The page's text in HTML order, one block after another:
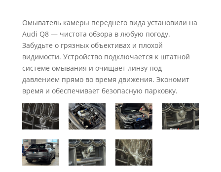
Омыватель камеры переднего вида установили на
Audi Q8 — чистота обзора в любую погоду.
Забудьте о грязных объективах и плохой
видимости. Устройство подключается к штатной
системе омывания и очищает линзу под
давлением прямо во время движения. Экономит
время и обеспечивает безопасную парковку.